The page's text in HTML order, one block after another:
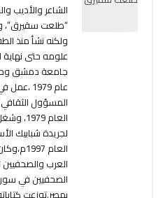
الشاعر والأديب
ولكنه نشأ منذ
علومه حتى نهاية
جامعة دمشق
المسؤول
العام
لجريدة شبابيك
العام
العرب والصحفيين
الصحفيين في
بمصر.توزعت